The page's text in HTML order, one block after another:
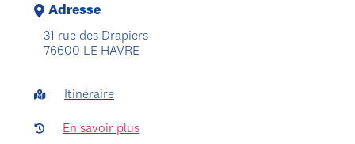
Adresse
31 rue des Drapiers
76600 LE HAVRE
Itinéraire
En savoir plus